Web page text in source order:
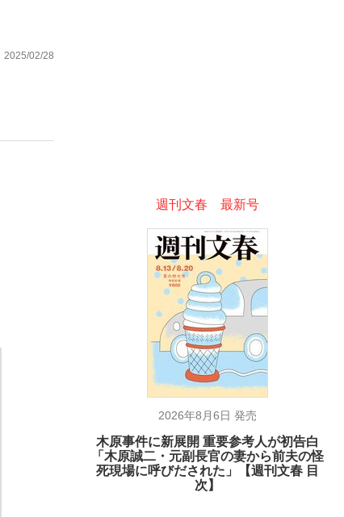
2025/02/28
週刊文春 最新号
2026年8月6日 発売
木原事件に新展開 重要参考人が初告白
「木原誠二・元副長官の妻から前夫の怪
死現場に呼びだされた」【週刊文春 目
次】